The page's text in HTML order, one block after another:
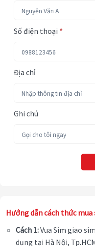
Số điện thoại *
Địa chỉ
Ghi chú
Hướng dẫn cách thức mua
Cách 1:Vua Sim giao
dụng tại Hà Nội,